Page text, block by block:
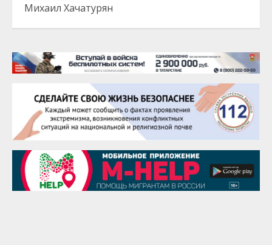
Михаил Хачатурян
20 августа
22 августа
Евгений Ефимов
25 августа
Сэсэгма Бубеева
28 августа
Чингиз Мустафаев
29 августа
Надежда Рослова